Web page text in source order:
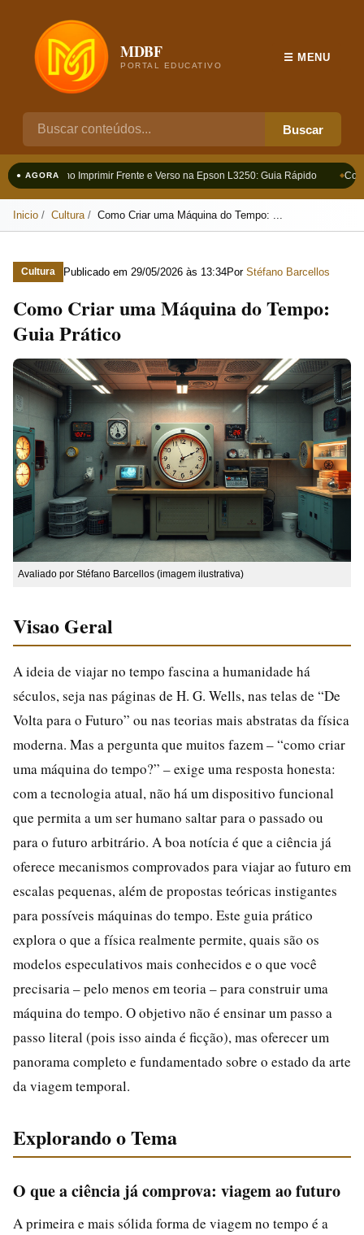
MDBF
PORTAL EDUCATIVO
Buscar
☰ MENU
● AGORAComo Imprimir Frente e Verso na Epson L3250: Guia Rápido
Inicio Cultura Como Criar uma Máquina do Tempo: ...
Cultura Publicado em 29/05/2026 às 13:34Por Stéfano Barcellos
Como Criar uma Máquina do Tempo:
Guia Prático
Avaliado por Stéfano Barcellos (imagem ilustrativa)
Visao Geral
A ideia de viajar no tempo fascina a humanidade há
séculos, seja nas páginas de H. G. Wells, nas telas de “De
Volta para o Futuro” ou nas teorias mais abstratas da física
moderna. Mas a pergunta que muitos fazem – “como criar
uma máquina do tempo?” – exige uma resposta honesta:
com a tecnologia atual, não há um dispositivo funcional
que permita a um ser humano saltar para o passado ou
para o futuro arbitrário. A boa notícia é que a ciência já
oferece mecanismos comprovados para viajar ao futuro em
escalas pequenas, além de propostas teóricas instigantes
para possíveis máquinas do tempo. Este guia prático
explora o que a física realmente permite, quais são os
modelos especulativos mais conhecidos e o que você
precisaria – pelo menos em teoria – para construir uma
máquina do tempo. O objetivo não é ensinar um passo a
passo literal (pois isso ainda é ficção), mas oferecer um
panorama completo e fundamentado sobre o estado da arte
da viagem temporal.
Explorando o Tema
O que a ciência já comprova: viagem ao futuro
A primeira e mais sólida forma de viagem no tempo é a